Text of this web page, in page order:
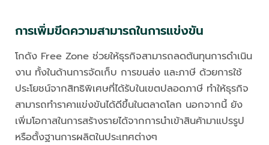
การเพิ่มขีดความสามารถในการแข่งขัน
โกดัง Free Zone ช่วยให้ธุรกิจสามารถลดต้นทุนการดำเนิน
งาน ทั้งในด้านการจัดเก็บ การขนส่ง และภาษี ด้วยการใช้
ประโยชน์จากสิทธิพิเศษที่ได้รับในเขตปลอดภาษี ทำให้ธุรกิจ
สามารถทำราคาแข่งขันได้ดีขึ้นในตลาดโลก นอกจากนี้ ยัง
เพิ่มโอกาสในการสร้างรายได้จากการนำเข้าสินค้ามาแปรรูป
หรือตั้งฐานการผลิตในประเทศต่างๆ